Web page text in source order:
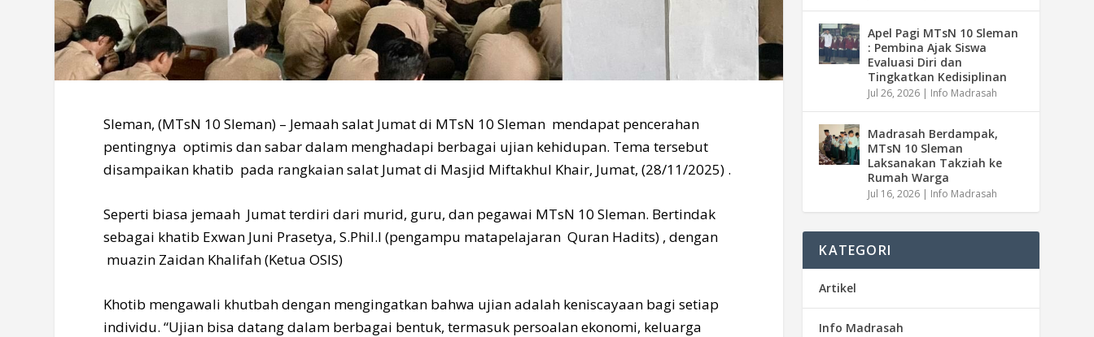
Sleman, (MTsN 10 Sleman) – Jemaah salat Jumat di MTsN 10 Sleman mendapat pencerahan
pentingnya optimis dan sabar dalam menghadapi berbagai ujian kehidupan. Tema tersebut
disampaikan khatib pada rangkaian salat Jumat di Masjid Miftakhul Khair, Jumat, (28/11/2025) .
Seperti biasa jemaah Jumat terdiri dari murid, guru, dan pegawai MTsN 10 Sleman. Bertindak
sebagai khatib Exwan Juni Prasetya, S.Phil.I (pengampu matapelajaran Quran Hadits) , dengan
muazin Zaidan Khalifah (Ketua OSIS)
Khotib mengawali khutbah dengan mengingatkan bahwa ujian adalah keniscayaan bagi setiap
individu. “Ujian bisa datang dalam berbagai bentuk, termasuk persoalan ekonomi, keluarga
Apel Pagi MTsN 10 Sleman
: Pembina Ajak Siswa
Evaluasi Diri dan
Tingkatkan Kedisiplinan
Jul 26, 2026 | Info Madrasah
Madrasah Berdampak,
MTsN 10 Sleman
Laksanakan Takziah ke
Rumah Warga
Jul 16, 2026 | Info Madrasah
KATEGORI
Artikel
Info Madrasah